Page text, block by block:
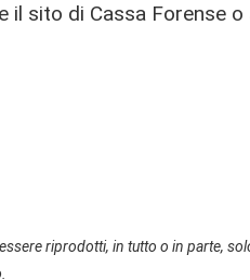
il sito di Cassa Forense o
riprodotti, in tutto o in parte,